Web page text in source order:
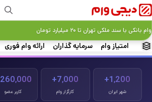
امتیاز وام سرمایه گذاران ارائه وام فوری
وام بانکی با سند ملکی تهران تا ۲۰ میلیارد تومان
1,200+
شهر ایران
7,000+
کارگزار وام
260,000+
کاربر عضو